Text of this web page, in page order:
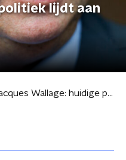
lijdt aan
Oud-informateur Jacques Wallage: huidige politiek lijdt aan 'betonrot'